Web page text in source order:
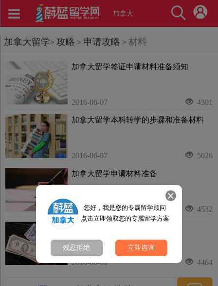
加拿大
加拿大留学> 攻略 > 申请攻略 > 材料
加拿大留学签证申请材料准备须知
2016-06-07 4301
加拿大留学本科转学的步骤和准备材料
2016-06-07 5026
加拿大留学申请材料准备
2016-06-07 4532
加拿大留学签证所需材料清单
2016-06-01 4464
您好，我是您的专属留学顾问
点击立即领取您的专属留学方案
残忍拒绝 立即咨询